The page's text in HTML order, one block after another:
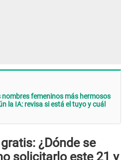
nombres femeninos más hermosos
la IA: revisa si está el tuyo y cuál
¿Dónde se
solicitarlo este 21 y